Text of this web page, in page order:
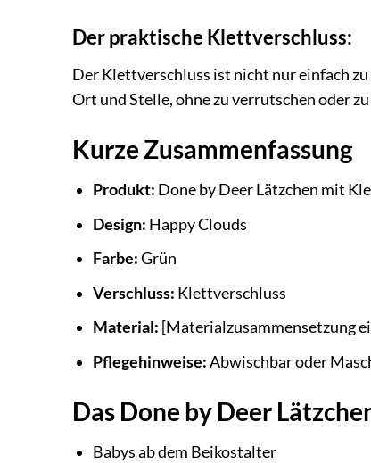
Der praktische Klettverschluss:
Der Klettverschluss ist nicht nur einfach zu
Ort und Stelle, ohne zu verrutschen oder
Kurze Zusammenfassung
Produkt: Done by Deer Lätzchen mit
Design: Happy Clouds
Farbe:Grün
Verschluss: Klettverschluss
Material: [Materialzusammensetzung
Pflegehinweise:Abwischbar oder
Das Done by Deer
Babys ab dem Beikostalter